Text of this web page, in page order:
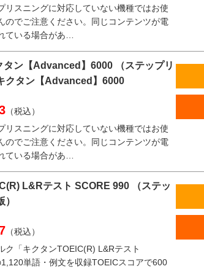
リスニングに対応していない機種ではお使
のでご注意ください。同じコンテンツが電
ている場合があ…
タン【Advanced】6000 （ステップリ
クタン【Advanced】6000
（税込）
リスニングに対応していない機種ではお使
のでご注意ください。同じコンテンツが電
ている場合があ…
L&Rテスト SCORE 990 （ステッ
（税込）
「キクタンTOEIC(R) L&Rテスト
単語・例文を収録TOEICスコアで600